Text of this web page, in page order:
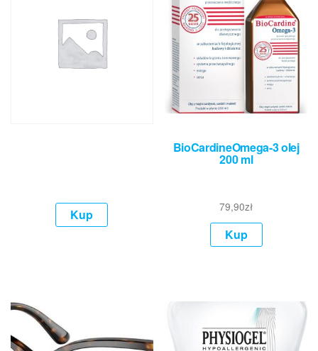
Kup
BioCardineOmega-3 olej
200 ml
79,90zł
Kup